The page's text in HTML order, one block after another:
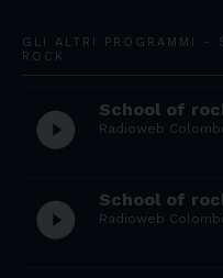
GLI ALTRI PROGRAMMI -
ROCK
play_circle_filled School of
Radioweb
play_circle_filled School of
Radioweb